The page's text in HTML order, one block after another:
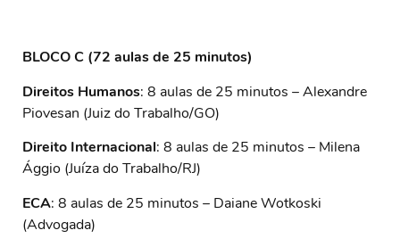
BLOCO C (72 aulas de 25 minutos)
Direitos Humanos: 8 aulas de 25 minutos – Alexandre
Piovesan (Juiz do Trabalho/GO)
Direito Internacional: 8 aulas de 25 minutos – Milena
Ággio (Juíza do Trabalho/RJ)
ECA: 8 aulas de 25 minutos – Daiane Wotkoski
(Advogada)